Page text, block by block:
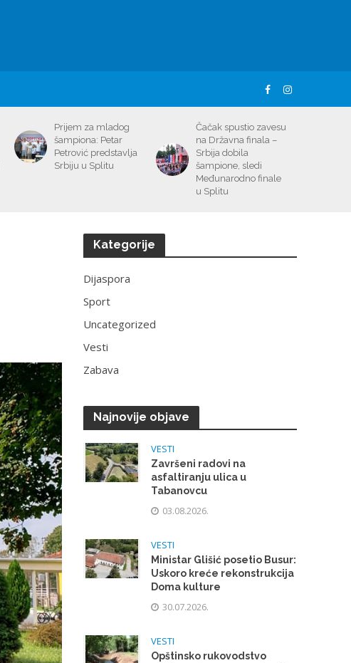
Prijem za mladog
šampiona: Petar
Petrović predstavlja
Srbiju u Splitu
Čačak spustio zavesu
na Državna finala –
Srbija dobila
šampione, sledi
Međunarodno finale
u Splitu
Kategorije
Dijaspora
Sport
Uncategorized
Vesti
Zabava
Najnovije objave
VESTI
Završeni radovi na
asfaltiranju ulica u
Tabanovcu
03.08.2026.
VESTI
Ministar Glišić posetio Busur:
Uskoro kreće rekonstrukcija
Doma kulture
30.07.2026.
VESTI
Opštinsko rukovodstvo